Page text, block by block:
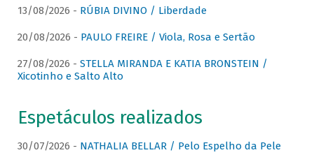
13/08/2026 - RÚBIA DIVINO / Liberdade
20/08/2026 - PAULO FREIRE / Viola, Rosa e Sertão
27/08/2026 - STELLA MIRANDA E KATIA BRONSTEIN /
Xicotinho e Salto Alto
Espetáculos realizados
30/07/2026 - NATHALIA BELLAR / Pelo Espelho da Pele